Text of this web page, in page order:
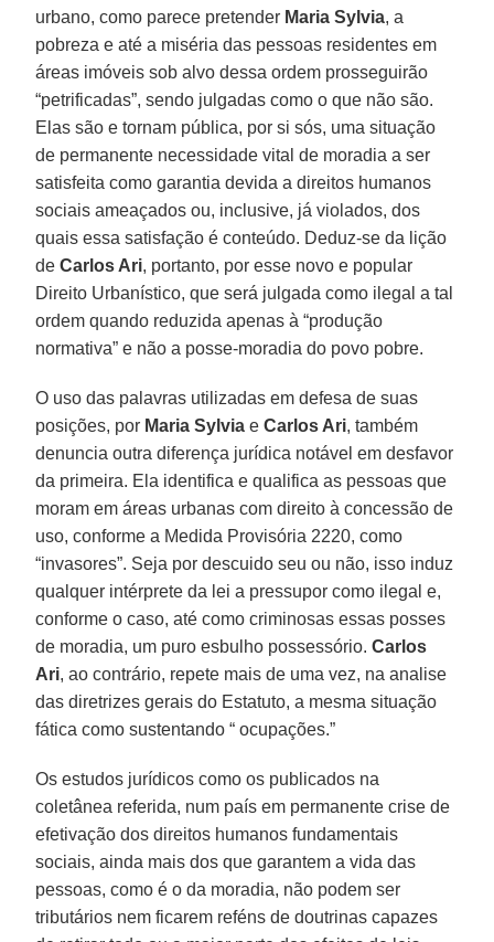
urbano, como parece pretender Maria Sylvia, a
pobreza e até a miséria das pessoas residentes em
áreas imóveis sob alvo dessa ordem prosseguirão
“petrificadas”, sendo julgadas como o que não são.
Elas são e tornam pública, por si sós, uma situação
de permanente necessidade vital de moradia a ser
satisfeita como garantia devida a direitos humanos
sociais ameaçados ou, inclusive, já violados, dos
quais essa satisfação é conteúdo. Deduz-se da lição
deCarlos Ari, portanto, por esse novo e popular
Direito Urbanístico, que será julgada como ilegal a tal
ordem quando reduzida apenas à “produção
normativa” e não a posse-moradia do povo pobre.
O uso das palavras utilizadas em defesa de suas
posições, por Maria Sylvia eCarlos Ari, também
denuncia outra diferença jurídica notável em desfavor
da primeira. Ela identifica e qualifica as pessoas que
moram em áreas urbanas com direito à concessão de
uso, conforme a Medida Provisória 2220, como
“invasores”. Seja por descuido seu ou não, isso induz
qualquer intérprete da lei a pressupor como ilegal e,
conforme o caso, até como criminosas essas posses
de moradia, um puro esbulho possessório.Carlos
Ari, ao contrário, repete mais de uma vez, na analise
das diretrizes gerais do Estatuto, a mesma situação
fática como sustentando “ ocupações.”
Os estudos jurídicos como os publicados na
coletânea referida, num país em permanente crise de
efetivação dos direitos humanos fundamentais
sociais, ainda mais dos que garantem a vida das
pessoas, como é o da moradia, não podem ser
tributários nem ficarem reféns de doutrinas capazes